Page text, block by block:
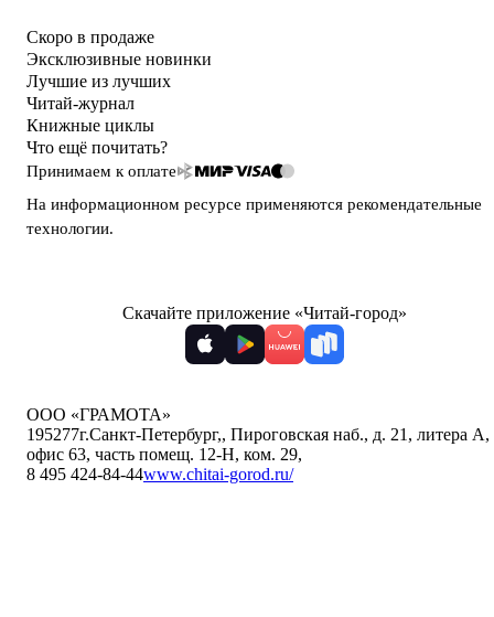
Скоро в продаже
Эксклюзивные новинки
Лучшие из лучших
Читай-журнал
Книжные циклы
Что ещё почитать?
Принимаем к оплате
На информационном ресурсе применяются рекомендательные
технологии.
Скачайте приложение «Читай-город»
ООО «ГРАМОТА»
195277г.Санкт-Петербург,, Пироговская наб., д. 21, литера А,
офис 63, часть помещ. 12-Н, ком. 29,
8 495 424-84-44www.chitai-gorod.ru/